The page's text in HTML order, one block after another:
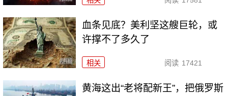
血条见底？美利坚这艘巨轮，或
许撑不了多久了
相关 阅读 17421
黄海这出“老将配新王”，把俄罗斯